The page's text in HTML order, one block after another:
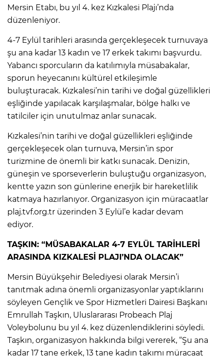
Mersin Etabı, bu yıl 4. kez Kızkalesi Plajı’nda
düzenleniyor.
4-7 Eylül tarihleri arasında gerçekleşecek turnuvaya
şu ana kadar 13 kadın ve 17 erkek takımı başvurdu.
Yabancı sporcuların da katılımıyla müsabakalar,
sporun heyecanını kültürel etkileşimle
buluşturacak. Kızkalesi’nin tarihi ve doğal güzellikleri
eşliğinde yapılacak karşılaşmalar, bölge halkı ve
tatilciler için unutulmaz anlar sunacak.
Kızkalesi’nin tarihi ve doğal güzellikleri eşliğinde
gerçekleşecek olan turnuva, Mersin’in spor
turizmine de önemli bir katkı sunacak. Denizin,
güneşin ve sporseverlerin buluştuğu organizasyon,
kentte yazın son günlerine enerjik bir hareketlilik
katmaya hazırlanıyor. Organizasyon için müracaatlar
plaj.tvf.org.tr üzerinden 3 Eylül’e kadar devam
ediyor.
TAŞKIN: “MÜSABAKALAR 4-7 EYLÜL TARİHLERİ
ARASINDA KIZKALESİ PLAJI’NDA OLACAK”
Mersin Büyükşehir Belediyesi olarak Mersin’i
tanıtmak adına önemli organizasyonlar yaptıklarını
söyleyen Gençlik ve Spor Hizmetleri Dairesi Başkanı
Emrullah Taşkın, Uluslararası Probeach Plaj
Voleybolunu bu yıl 4. kez düzenlendiklerini söyledi.
Taşkın, organizasyon hakkında bilgi vererek, “Şu ana
kadar 17 tane erkek, 13 tane kadın takımı müracaat